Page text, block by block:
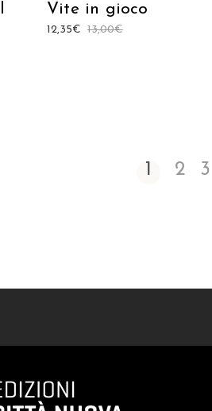
Vite in gioco
13,00€
12,35€
1 2 3